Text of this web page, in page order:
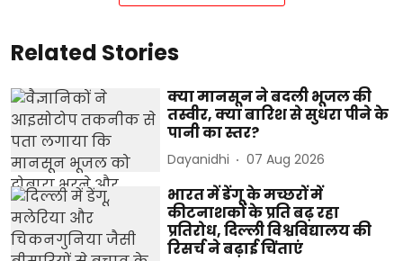
Related Stories
क्या मानसून ने बदली भूजल की
तस्वीर, क्या बारिश से सुधरा पीने के
पानी का स्तर?
Dayanidhi 07 Aug 2026
भारत में डेंगू के मच्छरों में
कीटनाशकों के प्रति बढ़ रहा
प्रतिरोध, दिल्ली विश्वविद्यालय की
रिसर्च ने बढ़ाई चिंताएं